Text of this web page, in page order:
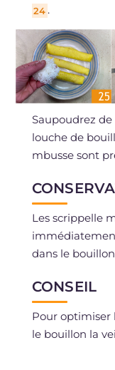
24 .
Saupoudrez
louche de
mbusse sont
Les scrippelle
dans le
Les scrippelle
au
CONSEIL
Pour optimiser
le bouillon la